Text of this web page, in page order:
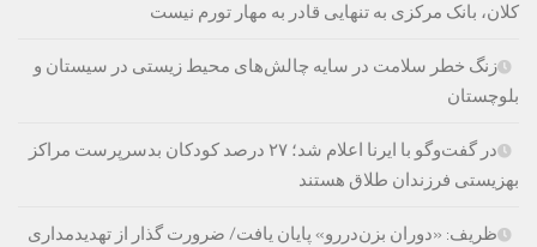
کلان، بانک مرکزی به تنهایی قادر به مهار تورم نیست
زنگ خطر سلامت در سایه چالش‌های محیط زیستی در سیستان و
بلوچستان
در گفت‌وگو با ایرنا اعلام شد؛ ۲۷ درصد کودکان بدسرپرست مراکز
بهزیستی فرزندان طلاق هستند
ظریف: «دوران بزن‌دررو» پایان یافت/ ضرورت گذار از تهدیدمداری